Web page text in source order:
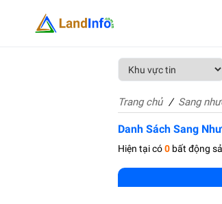
Trang chủ Sang
Danh Sách Sang
Hiện tại có0 bất động